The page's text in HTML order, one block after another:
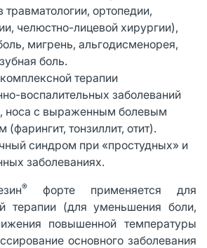
травматологии, ортопедии,
челюстно-лицевой хирургии),
мигрень, альгодисменорея,
боль.
терапии
воспалительных заболеваний
носа с выраженным болевым
тонзиллит, отит).
синдром при «простудных» и
заболеваниях.
®
форте применяется для
терапии (для уменьшения боли,
повышенной температуры
основного заболевания